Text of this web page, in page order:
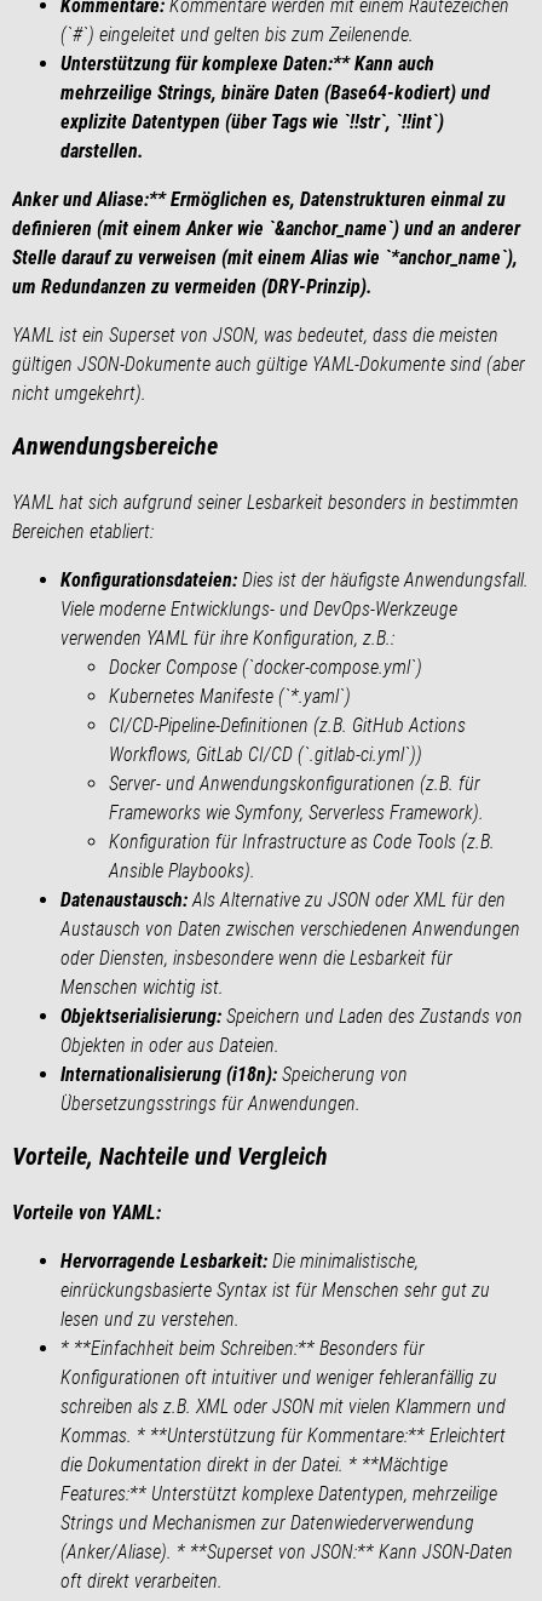
Kommentare: Kommentare werden mit einem Rautezeichen
(`#`) eingeleitet und gelten bis zum Zeilenende.
Unterstützung für komplexe Daten:** Kann auch
mehrzeilige Strings, binäre Daten (Base64-kodiert) und
explizite Datentypen (über Tags wie `!!str`, `!!int`)
darstellen.
Anker und Aliase:** Ermöglichen es, Datenstrukturen einmal zu
definieren (mit einem Anker wie `&anchor_name`) und an anderer
Stelle darauf zu verweisen (mit einem Alias wie `*anchor_name`),
um Redundanzen zu vermeiden (DRY-Prinzip).
YAML ist ein Superset von JSON, was bedeutet, dass die meisten
gültigen JSON-Dokumente auch gültige YAML-Dokumente sind (aber
nicht umgekehrt).
Anwendungsbereiche
YAML hat sich aufgrund seiner Lesbarkeit besonders in bestimmten
Bereichen etabliert:
Konfigurationsdateien: Dies ist der häufigste Anwendungsfall.
Viele moderne Entwicklungs- und DevOps-Werkzeuge
verwenden YAML für ihre Konfiguration, z.B.:
Docker Compose (`docker-compose.yml`)
Kubernetes Manifeste (`*.yaml`)
CI/CD-Pipeline-Definitionen (z.B. GitHub Actions
Workflows, GitLab CI/CD (`.gitlab-ci.yml`))
Server- und Anwendungskonfigurationen (z.B. für
Frameworks wie Symfony, Serverless Framework).
Konfiguration für Infrastructure as Code Tools (z.B.
Ansible Playbooks).
Datenaustausch:Als Alternative zu JSON oder XML für den
Austausch von Daten zwischen verschiedenen Anwendungen
oder Diensten, insbesondere wenn die Lesbarkeit für
Menschen wichtig ist.
Objektserialisierung: Speichern und Laden des Zustands von
Objekten in oder aus Dateien.
Internationalisierung (i18n): Speicherung von
Übersetzungsstrings für Anwendungen.
Vorteile, Nachteile und Vergleich
Vorteile von YAML:
Hervorragende Lesbarkeit: Die minimalistische,
einrückungsbasierte Syntax ist für Menschen sehr gut zu
lesen und zu verstehen.
* **Einfachheit beim Schreiben:** Besonders für
Konfigurationen oft intuitiver und weniger fehleranfällig zu
schreiben als z.B. XML oder JSON mit vielen Klammern und
Kommas. * **Unterstützung für Kommentare:** Erleichtert
die Dokumentation direkt in der Datei. * **Mächtige
Features:** Unterstützt komplexe Datentypen, mehrzeilige
Strings und Mechanismen zur Datenwiederverwendung
(Anker/Aliase). * **Superset von JSON:** Kann JSON-Daten
oft direkt verarbeiten.